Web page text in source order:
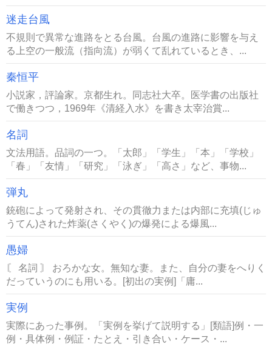
迷走台風
不規則で異常な進路をとる台風。台風の進路に影響を与え
る上空の一般流（指向流）が弱くて乱れているとき、...
秦恒平
小説家，評論家。京都生れ。同志社大卒。医学書の出版社
で働きつつ，1969年《清経入水》を書き太宰治賞...
名詞
文法用語。品詞の一つ。「太郎」「学生」「本」「学校」
「春」「友情」「研究」「泳ぎ」「高さ」など、事物...
弾丸
銃砲によって発射され、その貫徹力または内部に充填(じゅ
うてん)された炸薬(さくやく)の爆発による爆風...
愚婦
〘 名詞 〙 おろかな女。無知な妻。また、自分の妻をへりく
だっていうのにも用いる。[初出の実例]「庸...
実例
実際にあった事例。「実例を挙げて説明する」[類語]例・一
例・具体例・例証・たとえ・引き合い・ケース・...